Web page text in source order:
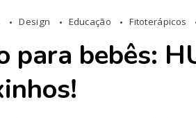
Design Educação Fitoterápicos
para bebês: